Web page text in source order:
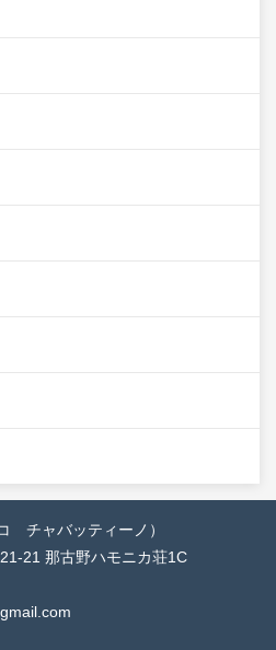
チャバッティーノ）
21 那古野ハモニカ荘1C